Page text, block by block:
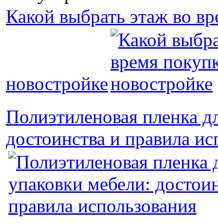
Какой выбрать этаж во
новостройке
Полиэтиленовая пленка
достоинства и правила